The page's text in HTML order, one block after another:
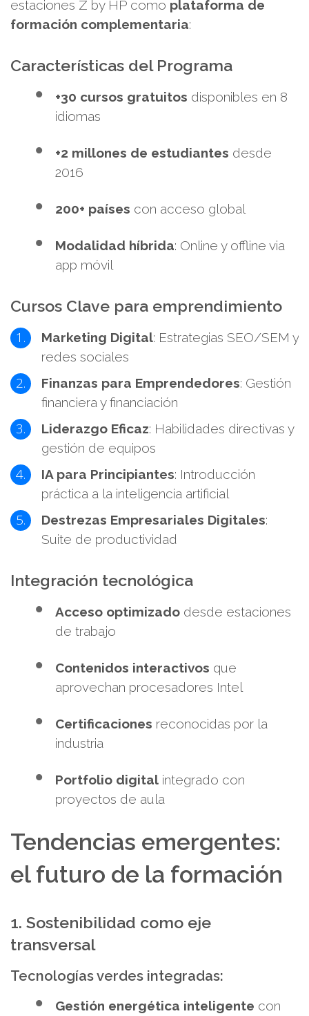
estaciones Z by HP como plataforma de
formación complementaria:
Características del Programa
+30 cursos gratuitos disponibles en 8
idiomas
+2 millones de estudiantes desde
2016
200+ países con acceso global
Modalidad híbrida: Online y offline via
app móvil
Cursos Clave para emprendimiento
Marketing Digital: Estrategias SEO/SEM y
redes sociales
Finanzas para Emprendedores: Gestión
financiera y financiación
Liderazgo Eficaz: Habilidades directivas y
gestión de equipos
IA para Principiantes: Introducción
práctica a la inteligencia artificial
Destrezas Empresariales Digitales:
Suite de productividad
Integración tecnológica
Acceso optimizado desde estaciones
de trabajo
Contenidos interactivos que
aprovechan procesadores Intel
Certificaciones reconocidas por la
industria
Portfolio digital integrado con
proyectos de aula
Tendencias emergentes:
el futuro de la formación
1. Sostenibilidad como eje
transversal
Tecnologías verdes integradas:
Gestión energética inteligente con